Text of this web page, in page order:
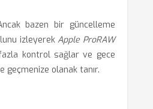
bazen bir güncelleme
izleyerekApple ProRAW
kontrol sağlar ve gece
geçmenize olanak tanır.